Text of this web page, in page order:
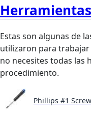
Herramientas
Estas son algunas de
utilizaron para trabajar
no necesites todas las
procedimiento.
Phillips #1